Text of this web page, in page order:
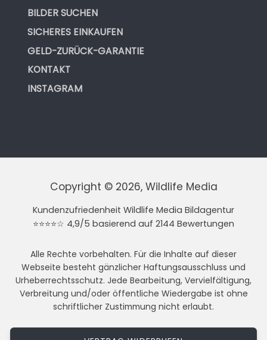
BILDER SUCHEN
SICHERES EINKAUFEN
GELD-ZURÜCK-GARANTIE
KONTAKT
INSTAGRAM
Copyright © 2026, Wildlife Media
Kundenzufriedenheit Wildlife Media Bildagentur
⭐⭐⭐⭐☆ 4,9/5 basierend auf 2144 Bewertungen
Alle Rechte vorbehalten. Für die Inhalte auf dieser
Webseite besteht gänzlicher Haftungsausschluss und
Urheberrechtsschutz. Jede Bearbeitung, Vervielfältigung,
Verbreitung und/oder öffentliche Wiedergabe ist ohne
schriftlicher Zustimmung nicht erlaubt.